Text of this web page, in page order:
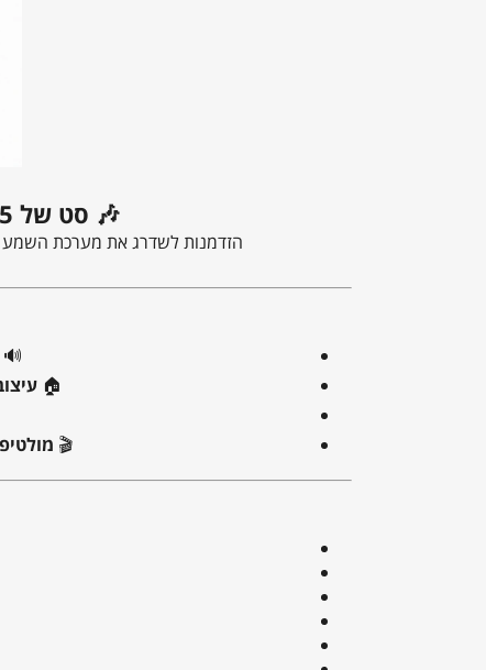
🎶 סט של 5 רמקולים שקועים Monitor Audio PRO65 – במבצע מיוחד!
הזדמנות לשדרג את מערכת
🏠
🎬